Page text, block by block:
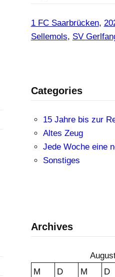
1 FC Saarbrücken,
Sellemols, SV
Categories
15 Jahre bis zur
Altes Zeug
Jede Woche eine
Sonstiges
Archives
M
D M D